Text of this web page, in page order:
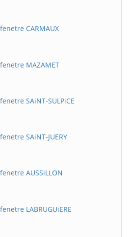
CARMAUX
MAZAMET
SAiNT-SULPiCE
SAiNT-JUERY
AUSSiLLON
LABRUGUiERE